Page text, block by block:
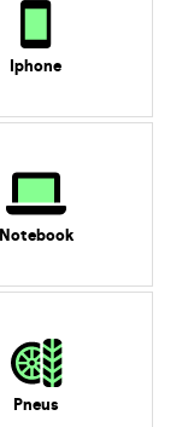
Iphone
Notebook
Pneus